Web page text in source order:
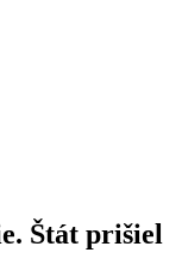
Štát prišiel